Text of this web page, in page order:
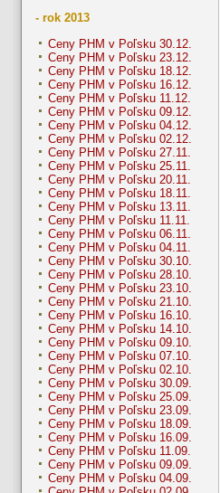
- rok 2013
Ceny PHM v Poľsku 30.12.
Ceny PHM v Poľsku 23.12.
Ceny PHM v Poľsku 18.12.
Ceny PHM v Poľsku 16.12.
Ceny PHM v Poľsku 11.12.
Ceny PHM v Poľsku 09.12.
Ceny PHM v Poľsku 04.12.
Ceny PHM v Poľsku 02.12.
Ceny PHM v Poľsku 27.11.
Ceny PHM v Poľsku 25.11.
Ceny PHM v Poľsku 20.11.
Ceny PHM v Poľsku 18.11.
Ceny PHM v Poľsku 13.11.
Ceny PHM v Poľsku 11.11.
Ceny PHM v Poľsku 06.11.
Ceny PHM v Poľsku 04.11.
Ceny PHM v Poľsku 30.10.
Ceny PHM v Poľsku 28.10.
Ceny PHM v Poľsku 23.10.
Ceny PHM v Poľsku 21.10.
Ceny PHM v Poľsku 16.10.
Ceny PHM v Poľsku 14.10.
Ceny PHM v Poľsku 09.10.
Ceny PHM v Poľsku 07.10.
Ceny PHM v Poľsku 02.10.
Ceny PHM v Poľsku 30.09.
Ceny PHM v Poľsku 25.09.
Ceny PHM v Poľsku 23.09.
Ceny PHM v Poľsku 18.09.
Ceny PHM v Poľsku 16.09.
Ceny PHM v Poľsku 11.09.
Ceny PHM v Poľsku 09.09.
Ceny PHM v Poľsku 04.09.